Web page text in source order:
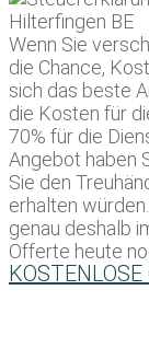
Wenn Sie
die Chance,
sich das beste
die Kosten für
70% für die
Angebot haben
Sie den
erhalten
genau deshalb
Offerte heute